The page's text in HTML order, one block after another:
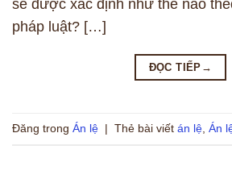
sẽ được xác định như thế nào
pháp luật? […]
ĐỌC TIẾP →
Đăng trong Án lệ | Thẻ bài viết án lệ Án